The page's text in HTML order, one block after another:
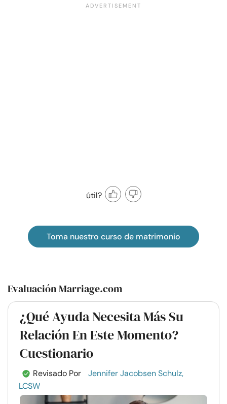
útil?
Toma nuestro curso de matrimonio
Evaluación Marriage.com
¿Qué Ayuda Necesita Más Su
Relación En Este Momento?
Cuestionario
Revisado Por
Jennifer Jacobsen Schulz,
LCSW